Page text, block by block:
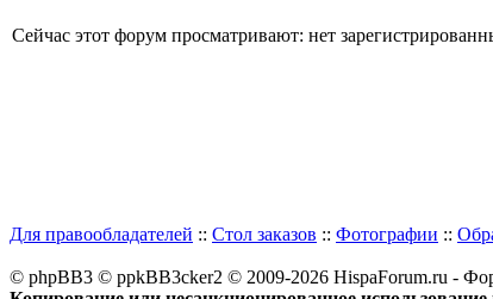
Сейчас этот форум просматривают: нет
Для правообладателей :: Стол заказов :: Фотографии ::
© phpBB3 © ppkBB3cker2 © 2009-2026 HispaForum.ru -